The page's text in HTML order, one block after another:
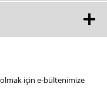
için e-bültenimize